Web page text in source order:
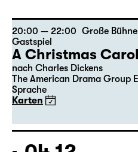
Regie: Stephan Beer
Karten nur an der Theaterkasse
20:00 — 22:00 Große Bühne
Gastspiel
A Christmas Carol
The American Drama Group
Sprache
Karten